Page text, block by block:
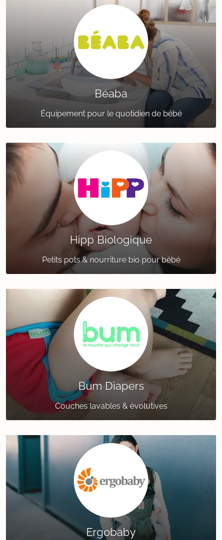
Béaba
Équipement pour le quotidien de bébé
Hipp Biologique
Petits pots & nourriture bio pour bébé
Bum Diapers
Couches lavables & évolutives
Ergobaby